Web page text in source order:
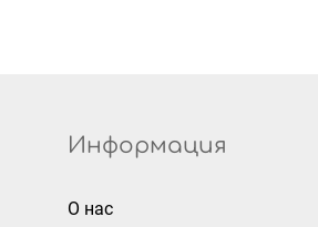
Информация
О нас